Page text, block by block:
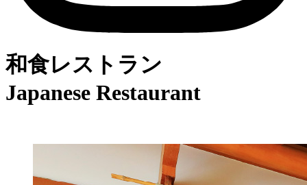
和食レストラン
Japanese Restaurant